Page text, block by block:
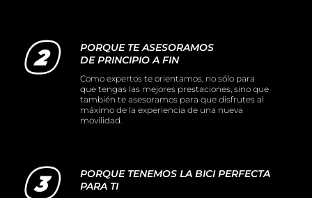
PORQUE TE ASESORAMOS
DE PRINCIPIO A FIN
Como expertos te orientamos, no sólo para
que tengas las mejores prestaciones, sino que
también te asesoramos para que disfrutes al
máximo de la experiencia de una nueva
movilidad.
PORQUE TENEMOS LA BICI PERFECTA
PARA TI